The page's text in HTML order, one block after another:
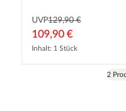
UVP129,90 €
109,90 €
Inhalt: 1 Stück
2